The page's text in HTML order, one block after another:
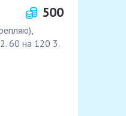
500
60 на 120 3.